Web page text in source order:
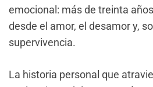
emocional: más de treinta
desde el amor, el desamor y,
supervivencia.
La historia personal que